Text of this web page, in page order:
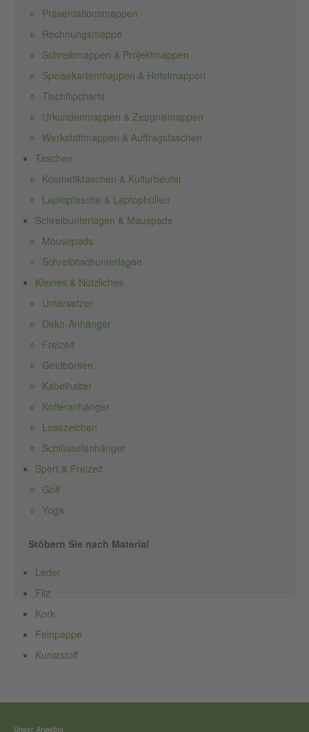
Präsentationsmappen
Rechnungsmappe
Schreibmappen & Projektmappen
Speisekartenmappen & Hotelmappen
Tischflipcharts
Urkundenmappen & Zeugnismappen
Werkstattmappen & Auftragstaschen
Taschen
Kosmetiktaschen & Kulturbeutel
Laptoptasche & Laptophüllen
Schreibunterlagen & Mauspads
Mousepads
Schreibtischunterlagen
Kleines & Nützliches
Untersetzer
Deko-Anhänger
Freizeit
Geldbörsen
Kabelhalter
Kofferanhänger
Lesezeichen
Schlüsselanhänger
Sport & Freizeit
Golf
Yoga
Stöbern Sie nach Material
Leder
Filz
Kork
Feinpappe
Kunststoff
Unser Angebot